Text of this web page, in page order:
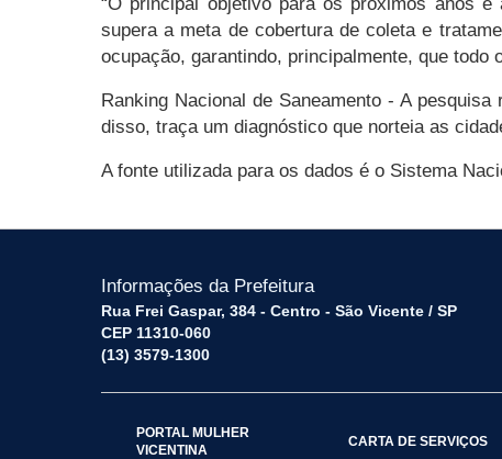
“O principal objetivo para os próximos anos
supera a meta de cobertura de coleta e
ocupação, garantindo, principalmente, que
Ranking Nacional de Saneamento - A
disso, traça um diagnóstico que norteia as
A fonte utilizada para os dados é o Sistema
Informações da Prefeitura
Rua Frei Gaspar, 384 - Centro - São Vicente / SP
CEP 11310-060
(13) 3579-1300
PORTAL MULHER
VICENTINA
CARTA DE SERVIÇOS